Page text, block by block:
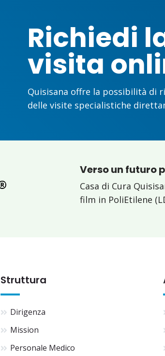
Richiedi
visita
Quisisana offre la possibilità di
delle visite specialistiche
Verso un futuro
Casa di Cura
film in PoliEtilene
Struttura
Dirigenza
Mission
Personale Medico